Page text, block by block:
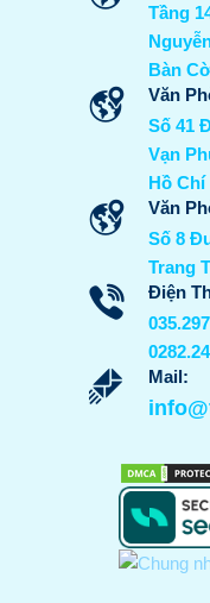
Tầng
Bàn
Văn
Số 41
Vạn
Hồ
Văn
Số 8
Trang
Điện
Mail: